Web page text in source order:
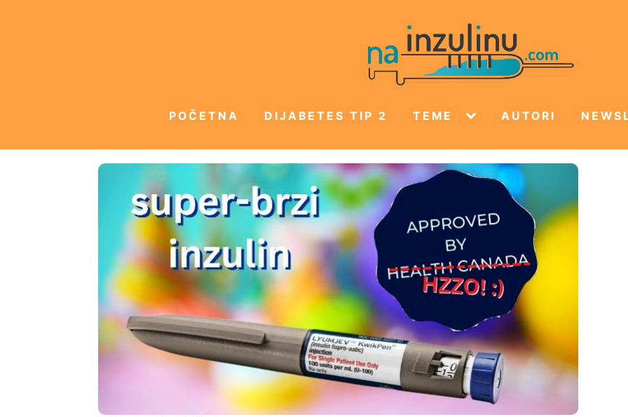
POČETNA DIJABETES TIP 2 TEME AUTORI